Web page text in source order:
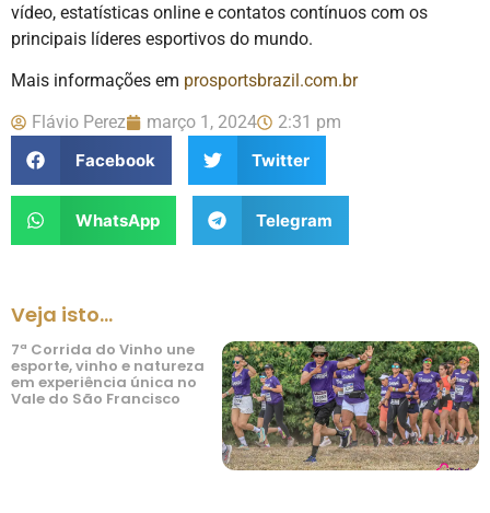
vídeo, estatísticas online e contatos contínuos com os
principais líderes esportivos do mundo.
Mais informações em prosportsbrazil.com.br
Flávio Perez março 1, 2024
2:31 pm
Facebook
Twitter
WhatsApp Telegram
Veja isto...
7ª Corrida do Vinho une
esporte, vinho e natureza
em experiência única no
Vale do São Francisco